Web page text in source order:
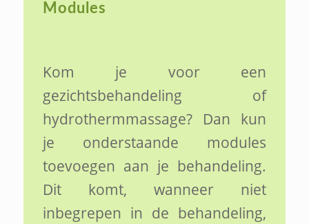
Modules
Kom je voor een
gezichtsbehandeling of
hydrothermmassage? Dan kun
je onderstaande modules
toevoegen aan je behandeling.
Dit komt, wanneer niet
inbegrepen in de behandeling,